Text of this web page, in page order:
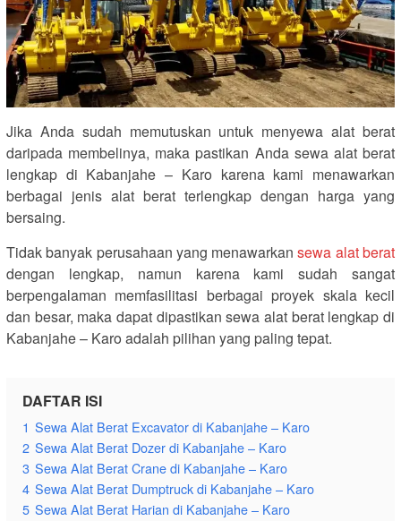
Jika Anda sudah memutuskan untuk menyewa alat berat
daripada membelinya, maka pastikan Anda sewa alat berat
lengkap di Kabanjahe – Karo karena kami menawarkan
berbagai jenis alat berat terlengkap dengan harga yang
bersaing.
Tidak banyak perusahaan yang menawarkansewa alat berat
dengan lengkap, namun karena kami sudah sangat
berpengalaman memfasilitasi berbagai proyek skala kecil
dan besar, maka dapat dipastikan sewa alat berat lengkap di
Kabanjahe – Karo adalah pilihan yang paling tepat.
DAFTAR ISI
1 Sewa Alat Berat Excavator di Kabanjahe – Karo
2 Sewa Alat Berat Dozer di Kabanjahe – Karo
3 Sewa Alat Berat Crane di Kabanjahe – Karo
4 Sewa Alat Berat Dumptruck di Kabanjahe – Karo
5 Sewa Alat Berat Harian di Kabanjahe – Karo